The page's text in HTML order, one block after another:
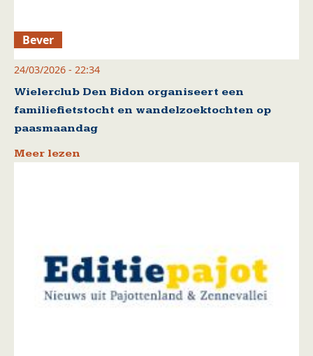
Bever
24/03/2026 - 22:34
Wielerclub Den Bidon organiseert een
familiefietstocht en wandelzoektochten op
paasmaandag
Meer lezen